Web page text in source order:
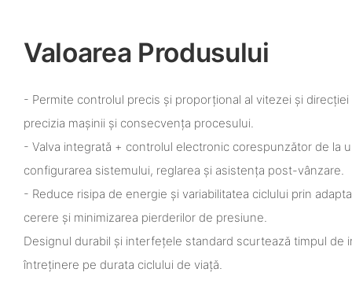
Valoarea Produsului
- Permite controlul precis și proporțional al vitezei și
precizia mașinii și consecvența procesului.
- Valva integrată + controlul electronic corespunzător de la
configurarea sistemului, reglarea și asistența post-vânzare.
- Reduce risipa de energie și variabilitatea ciclului prin
cerere și minimizarea pierderilor de presiune.
Designul durabil și interfețele standard scurtează timpul de
întreținere pe durata ciclului de viață.